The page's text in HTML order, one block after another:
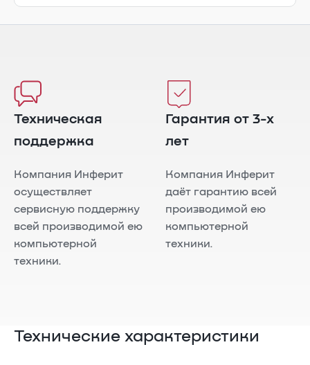
Техническая
поддержка
Компания Инферит
осуществляет
сервисную поддержку
всей производимой ею
компьютерной
техники.
Гарантия от 3-х
лет
Компания Инферит
даёт гарантию всей
производимой ею
компьютерной
техники.
Технические характеристики